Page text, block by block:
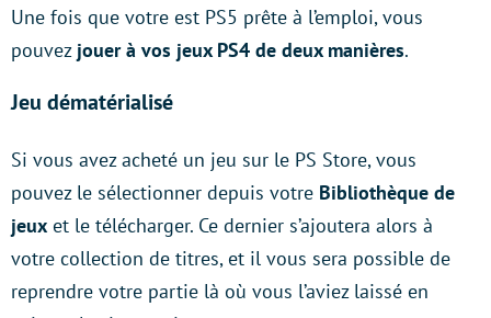
Une fois que votre est PS5 prête à l’emploi, vous
pouvez jouer à vos jeux PS4 de deux manières.
Jeu dématérialisé
Si vous avez acheté un jeu sur le PS Store, vous
pouvez le sélectionner depuis votre Bibliothèque de
jeux et le télécharger. Ce dernier s’ajoutera alors à
votre collection de titres, et il vous sera possible de
reprendre votre partie là où vous l’aviez laissé en